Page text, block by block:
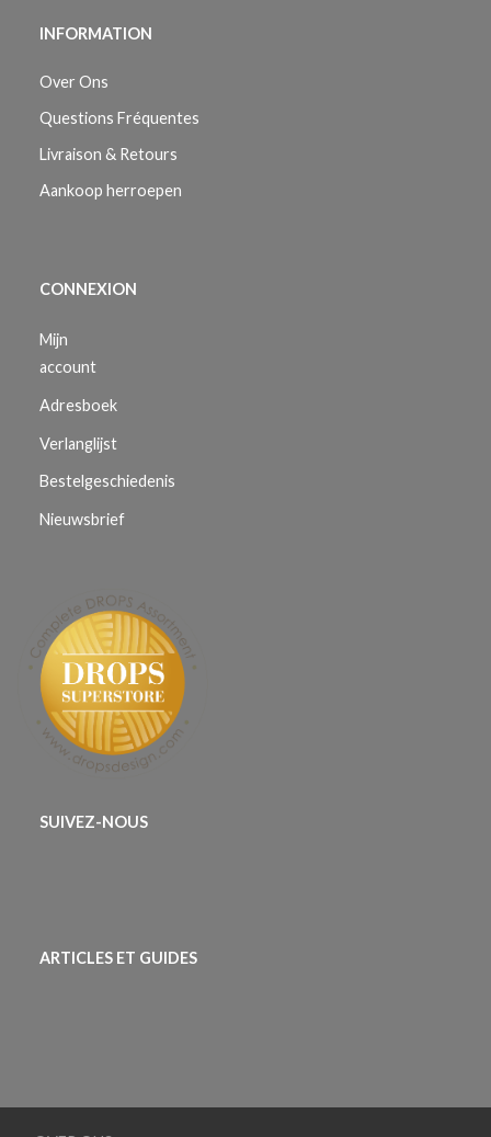
INFORMATION
Over Ons
Questions Fréquentes
Livraison & Retours
Aankoop herroepen
CONNEXION
Mijn
account
Adresboek
Verlanglijst
Bestelgeschiedenis
Nieuwsbrief
SUIVEZ-NOUS
ARTICLES ET GUIDES